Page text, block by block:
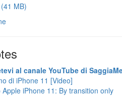
MB)
al canale YouTube di
di iPhone 11 [Video]
Apple iPhone 11: By transition only